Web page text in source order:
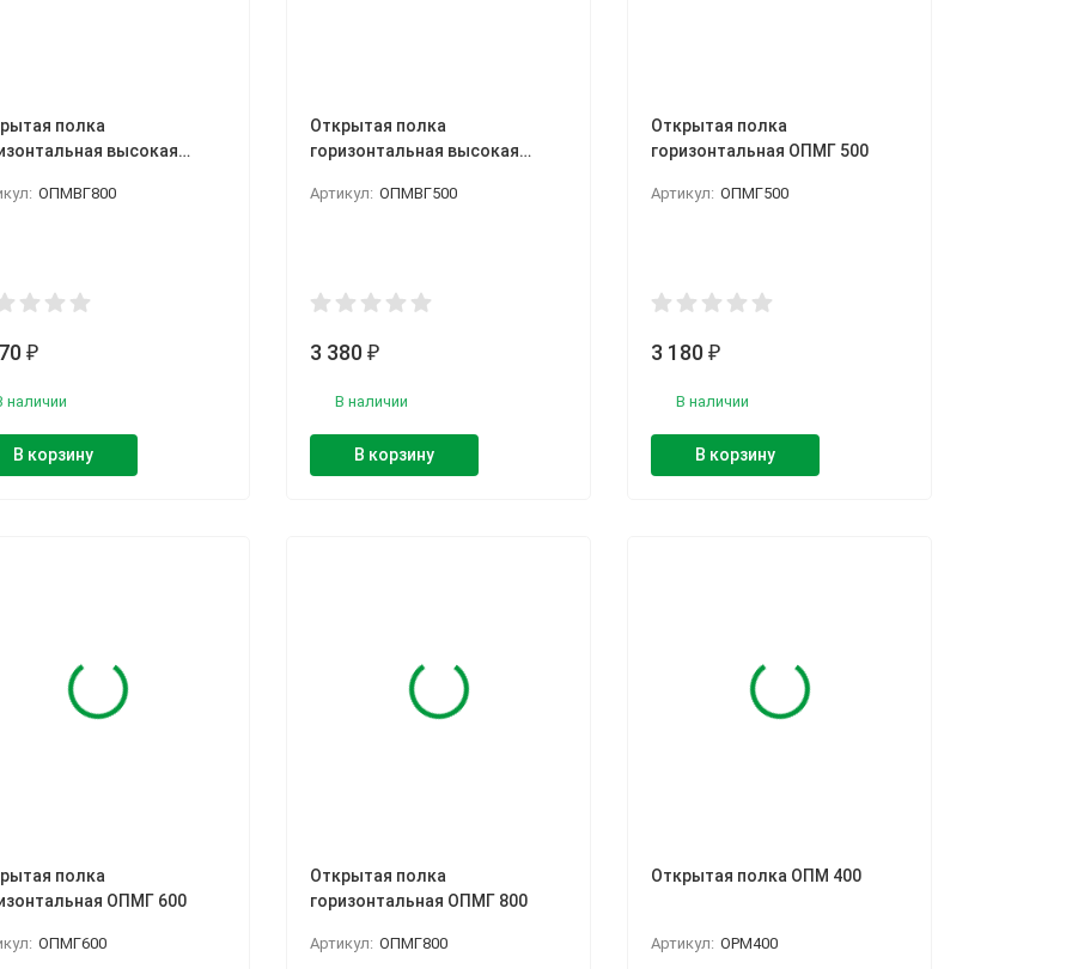
полка
высокая
ОПМВГ800
₽
наличии
В корзину
Открытая полка
горизонтальная высокая
Артикул: ОПМВГ500
3 380 ₽
В наличии
В корзину
Открытая полка
горизонтальная ОПМГ 500
Артикул: ОПМГ500
3 180 ₽
В наличии
В корзину
полка
ОПМГ 600
ОПМГ600
Открытая полка
горизонтальная ОПМГ 800
Артикул: ОПМГ800
Открытая полка ОПМ 400
Артикул: OPM400